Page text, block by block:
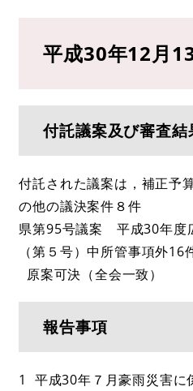
平成30年12月
付託議案及び審査結
付託された議案は，補正予
の他の議決案件８件
県第95号議案 平成30年度
（第５号）中所管事項外16
原案可決（全会一致）
報告事項
1 平成30年７月豪雨災害に